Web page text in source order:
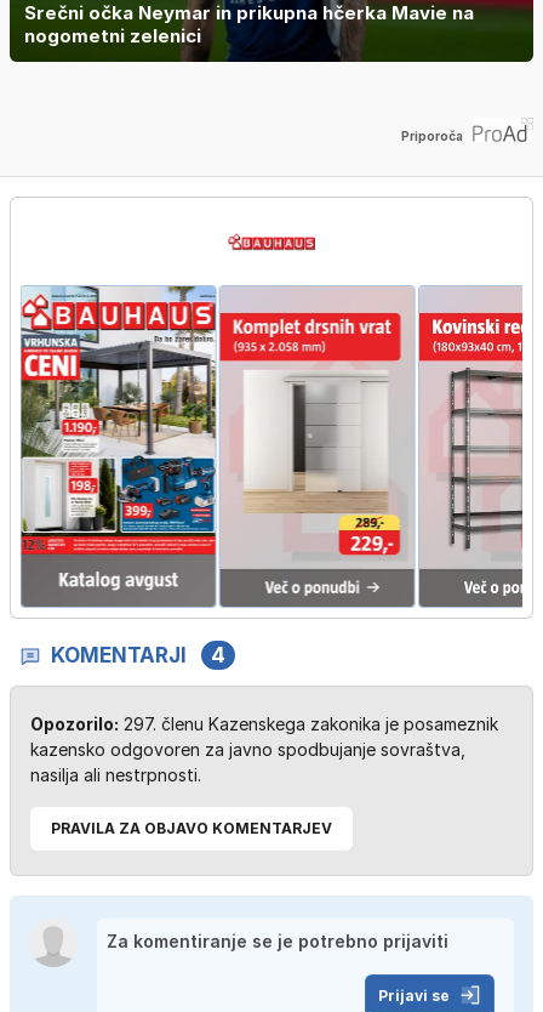
Srečni očka Neymar in prikupna hčerka Mavie na
nogometni zelenici
Priporoča
KOMENTARJI 4
Opozorilo: 297. členu Kazenskega zakonika je posameznik
kazensko odgovoren za javno spodbujanje sovraštva,
nasilja ali nestrpnosti.
PRAVILA ZA OBJAVO KOMENTARJEV
Prijavi se